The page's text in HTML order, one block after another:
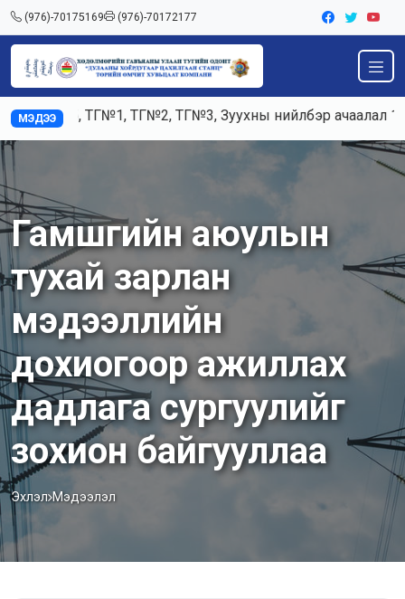
(976)-70175169 (976)-70172177
МЭДЭЭ
К5, ТГ№1, ТГ№2, ТГ№3, Зуухны нийлбэр ачаалал 120-
Гамшгийн аюулын
тухай зарлан
мэдээллийн
дохиогоор ажиллах
дадлага сургуулийг
зохион байгууллаа
Эхлэл Мэдээлэл